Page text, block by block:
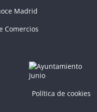
Política de cookies